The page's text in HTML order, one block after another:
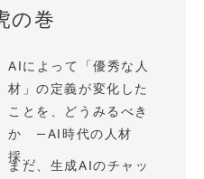
の巻
AIによって「優秀な人
材」の定義が変化した
ことを、どうみるべき
か —AI時代の人材
採...
まだ、生成AIのチャッ